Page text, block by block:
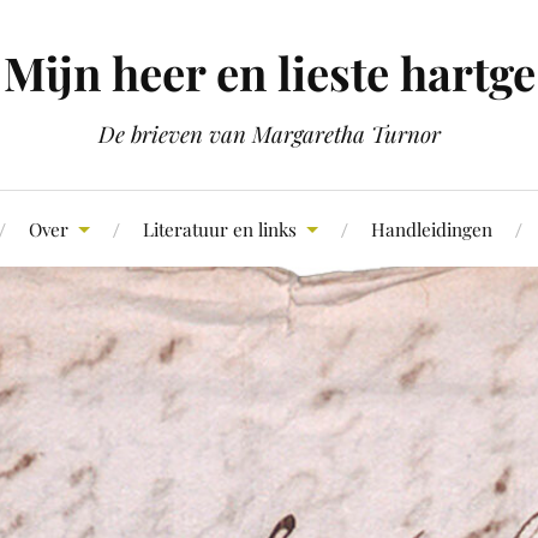
Mijn heer en lieste hartge
De brieven van Margaretha Turnor
Over Literatuur en links Handleidingen